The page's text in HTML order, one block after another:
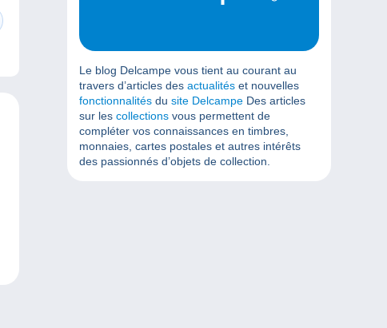
Le blog Delcampe vous tient au courant au
travers d’articles des actualités et nouvelles
fonctionnalités du site Delcampe Des articles
sur les collections vous permettent de
compléter vos connaissances en timbres,
monnaies, cartes postales et autres intérêts
des passionnés d’objets de collection.